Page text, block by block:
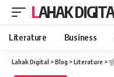
LAHAK
Literature Business
Lahak Digital >Blog >Literature >